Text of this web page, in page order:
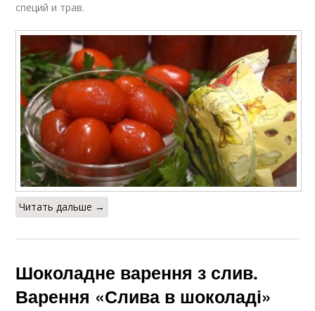
специй и трав.
Читать дальше →
Шоколадне варення з слив.
Варення «Слива в шоколаді»